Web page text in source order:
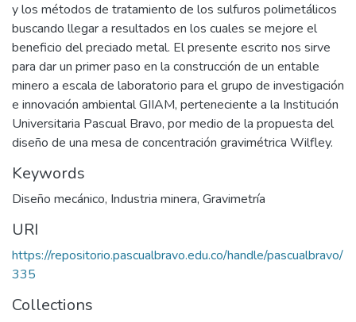
y los métodos de tratamiento de los sulfuros polimetálicos
buscando llegar a resultados en los cuales se mejore el
beneficio del preciado metal. El presente escrito nos sirve
para dar un primer paso en la construcción de un entable
minero a escala de laboratorio para el grupo de investigación
e innovación ambiental GIIAM, perteneciente a la Institución
Universitaria Pascual Bravo, por medio de la propuesta del
diseño de una mesa de concentración gravimétrica Wilfley.
Keywords
Diseño mecánico, Industria minera, Gravimetría
URI
https://repositorio.pascualbravo.edu.co/handle/pascualbravo/
335
Collections